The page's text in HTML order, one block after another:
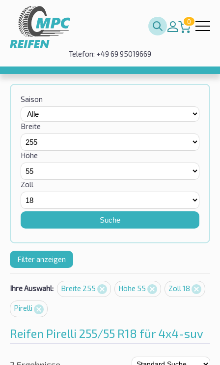
0
Telefon: +49 69 95019669
Saison
Breite
Höhe
Zoll
Suche
Filter anzeigen
Ihre Auswahl: Breite 255 Höhe 55 Zoll 18
Pirelli
Reifen Pirelli 255/55 R18 für 4x4-suv